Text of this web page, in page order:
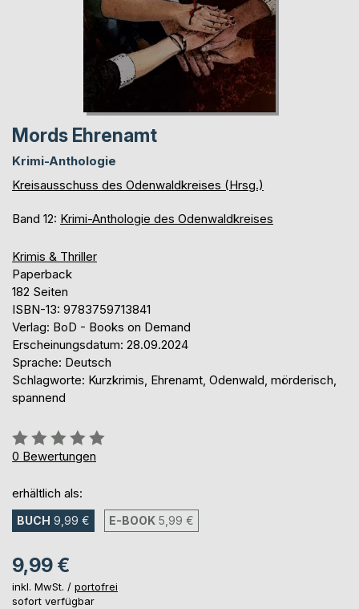
Mords Ehrenamt
Krimi-Anthologie
Kreisausschuss des Odenwaldkreises (Hrsg.)
Band 12: Krimi-Anthologie des Odenwaldkreises
Krimis & Thriller
Paperback
182 Seiten
ISBN-13: 9783759713841
Verlag: BoD - Books on Demand
Erscheinungsdatum: 28.09.2024
Sprache: Deutsch
Schlagworte: Kurzkrimis, Ehrenamt, Odenwald, mörderisch,
spannend
Bewertung::
0%
0 Bewertungen
erhältlich als:
BUCH 9,99 € E-BOOK 5,99 €
9,99 €
inkl. MwSt. / portofrei
sofort verfügbar